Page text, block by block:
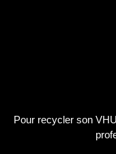
Pour recycler son